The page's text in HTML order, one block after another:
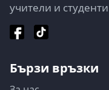
учители и
Бързи връзки